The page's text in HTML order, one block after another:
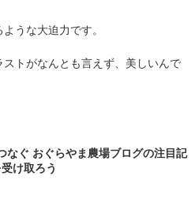
うな大迫力です。
トがなんとも言えず、美しいんで
なぐ おぐらやま農場ブログの注目記
け取ろう